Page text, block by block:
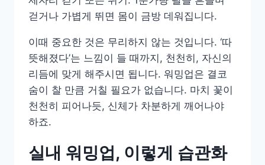
걷거나 가볍게 뛰면 몸이 금방 데워집니다.
이때 중요한 것은 무리하지 않는 것입니다. ‘따
뜻해졌다’는 느낌이 들 때까지, 천천히, 자신의
리듬에 맞게 해주시면 됩니다. 워밍업은 결코
숨이 찰 만큼 거칠 필요가 없습니다. 마치 꽃이
천천히 피어나듯, 신체가 차분하게 깨어나야
하죠.
실내 워밍업, 이렇게 습관화